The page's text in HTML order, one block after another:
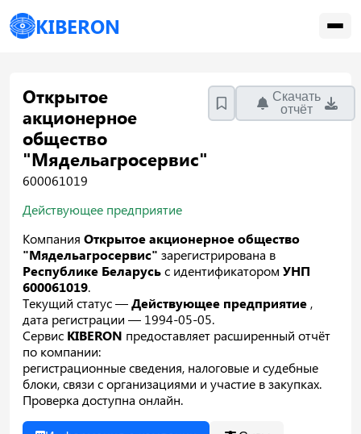
KIBERON
Открытое
акционерное
общество
"Мядельагросервис"
600061019
Скачать
отчёт
Действующее предприятие
Компания Открытое акционерное общество
"Мядельагросервис" зарегистрирована в
Республике Беларусьс идентификатором УНП
600061019.
Текущий статус —Действующее предприятие ,
дата регистрации — 1994-05-05.
Сервис KIBERON предоставляет расширенный отчёт
по компании:
регистрационные сведения, налоговые и судебные
блоки, связи с организациями и участие в закупках.
Проверка доступна онлайн.